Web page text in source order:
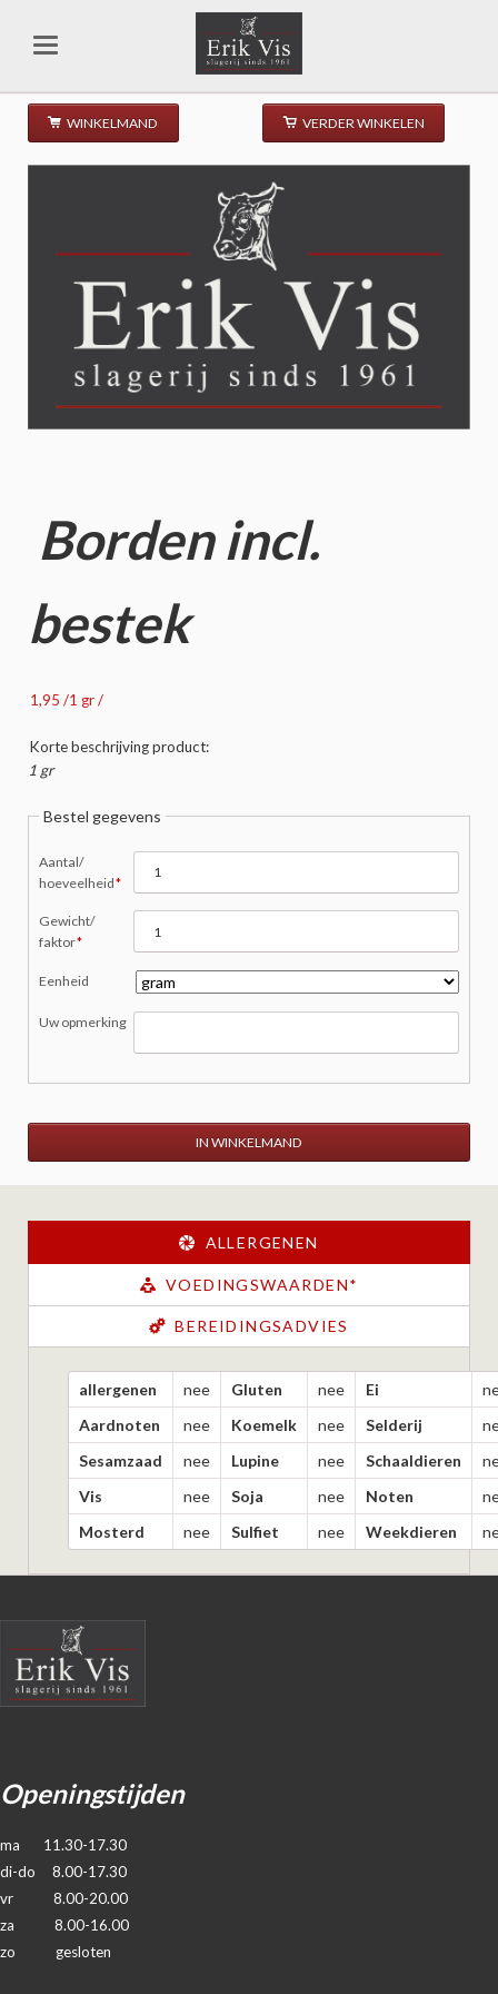
WINKELMAND VERDER WINKELEN
Borden incl.
bestek
1,95 /1 gr /
Korte beschrijving product:
1 gr
Bestel gegevens
Verplicht
veld
Aantal/
hoeveelheid*
Verplicht
veld
Gewicht/
faktor*
Eenheid
Uw opmerking
IN WINKELMAND
ALLERGENEN
VOEDINGSWAARDEN*
BEREIDINGSADVIES
allergenen nee Gluten nee Ei
Aardnoten
nee Koemelk nee Selderij
Sesamzaad
nee Lupine nee Schaaldieren
Vis
nee Soja nee Noten
Mosterd
nee Sulfiet nee Weekdieren
Openingstijden
ma 11.30-17.30
di-do 8.00-17.30
vr 8.00-20.00
za 8.00-16.00
zo gesloten